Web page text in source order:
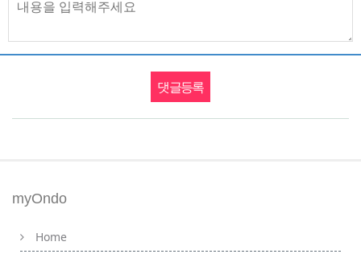
myOndo
Home